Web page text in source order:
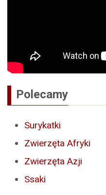
Polecamy
Surykatki
Zwierzęta Afryki
Zwierzęta Azji
Ssaki